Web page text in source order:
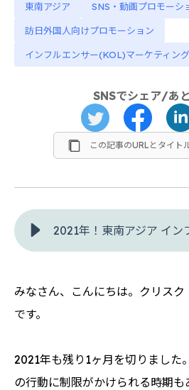
東南アジア SNS・動画プロモーシ
訪日外国人向けプロモーション
インフルエンサー(KOL)マーケティング
SNSでシェア/あ
この記事のURLとタイト
みなさん、こんにちは。クリス
です。
2021年も残り1ヶ月を切りました
の行動に制限がかけられる時期